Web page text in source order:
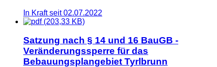
In Kraft seit 02.07.2022
(203,33 KB)
Satzung nach § 14 und 16 BauGB -
Veränderungssperre für das
Bebauungsplangebiet Tyrlbrunn